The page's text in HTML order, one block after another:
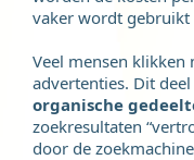
vaker wordt gebruikt
Veel mensen klikken
advertenties. Dit
organische
zoekresultaten
door de